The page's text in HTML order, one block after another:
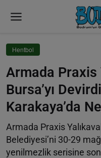
Hentbol
Armada Praxis
Bursa’yı
Karakaya’da
Armada Praxis
Belediyesi’ni 30-29
yenilmezlik serisine